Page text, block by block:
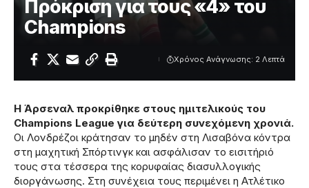
Πρόκριση για τους «4» του
Champions
Χρόνος Ανάγνωσης: 2 Λεπτά
Η Άρσεναλ προκρίθηκε στους ημιτελικούς του
Champions League για δεύτερη συνεχόμενη χρονιά.
Οι Λονδρέζοι κράτησαν το μηδέν στη Λισαβόνα κόντρα
στη μαχητική Σπόρτινγκ και ασφάλισαν το εισιτήριό
τους στα τέσσερα της κορυφαίας διασυλλογικής
διοργάνωσης. Στη συνέχεια τους περιμένει η Ατλέτικο